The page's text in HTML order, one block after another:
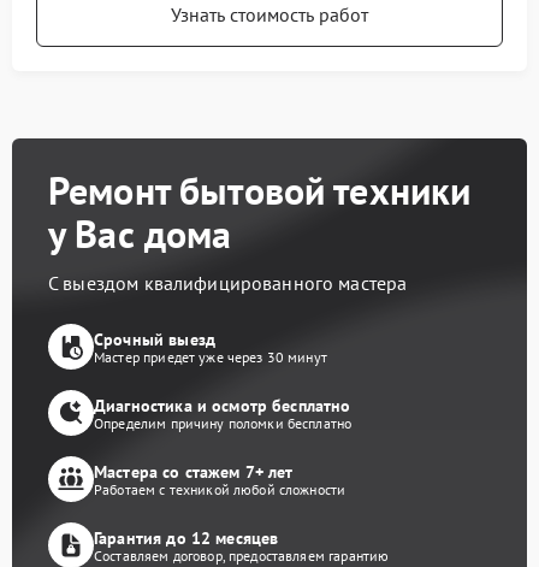
Узнать стоимость работ
Ремонт бытовой техники
у Вас дома
С выездом квалифицированного мастера
Срочный выезд
Мастер приедет уже через 30 минут
Диагностика и осмотр бесплатно
Определим причину поломки бесплатно
Мастера со стажем 7+ лет
Работаем с техникой любой сложности
Гарантия до 12 месяцев
Составляем договор, предоставляем гарантию